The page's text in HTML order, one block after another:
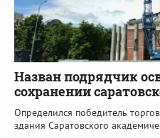
Назван подрядчик
сохранении
Определился победитель
здания Саратовского